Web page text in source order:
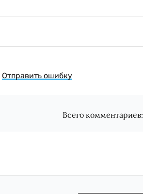
Отправить ошибку
Всего комментариев: